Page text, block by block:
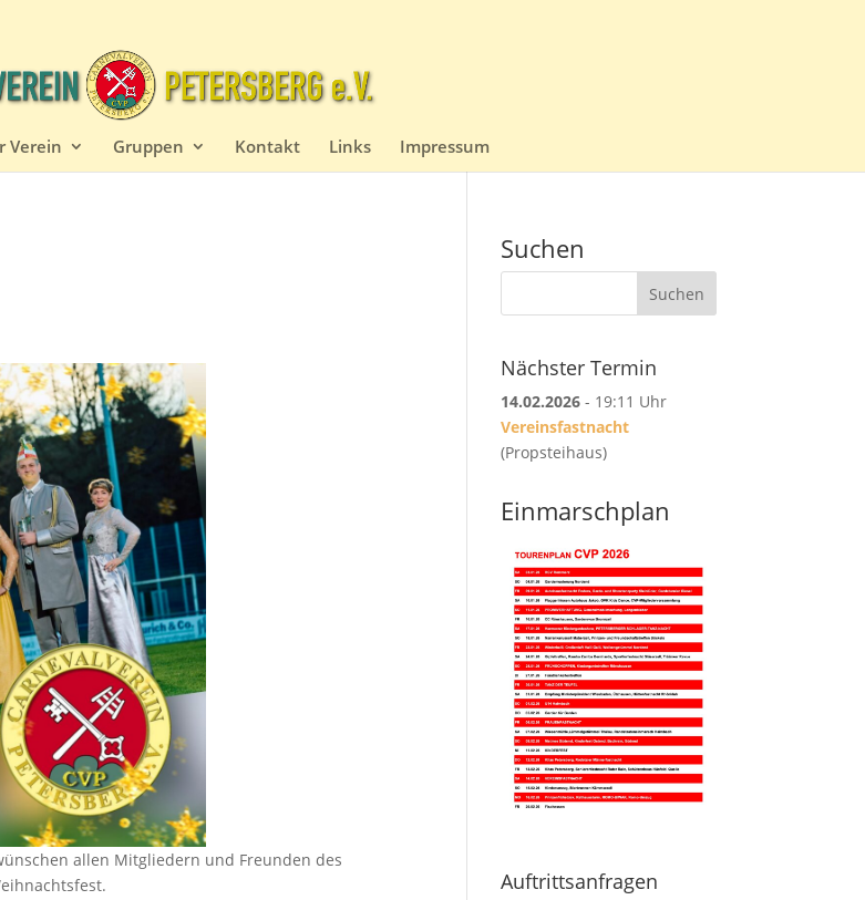
Verein Gruppen Kontakt Links Impressum
allen Mitgliedern und Freunden des
Suchen
Suchen
Nächster Termin
14.02.2026 - 19:11 Uhr
Vereinsfastnacht
(Propsteihaus)
Einmarschplan
Auftrittsanfragen